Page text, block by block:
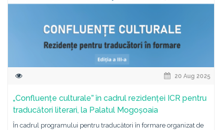
20 Aug 2025
„Confluențe culturaleˮ în cadrul rezidenței ICR pentru
traducători literari, la Palatul Mogoșoaia
În cadrul programului pentru traducători în formare organizat de